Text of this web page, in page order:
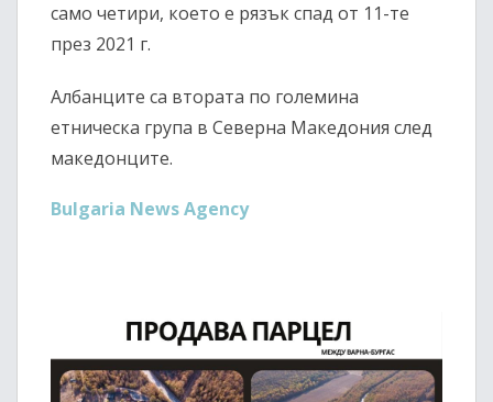
само четири, което е рязък спад от 11-те
през 2021 г.
Албанците са втората по големина
етническа група в Северна Македония след
македонците.
Bulgaria News Agency